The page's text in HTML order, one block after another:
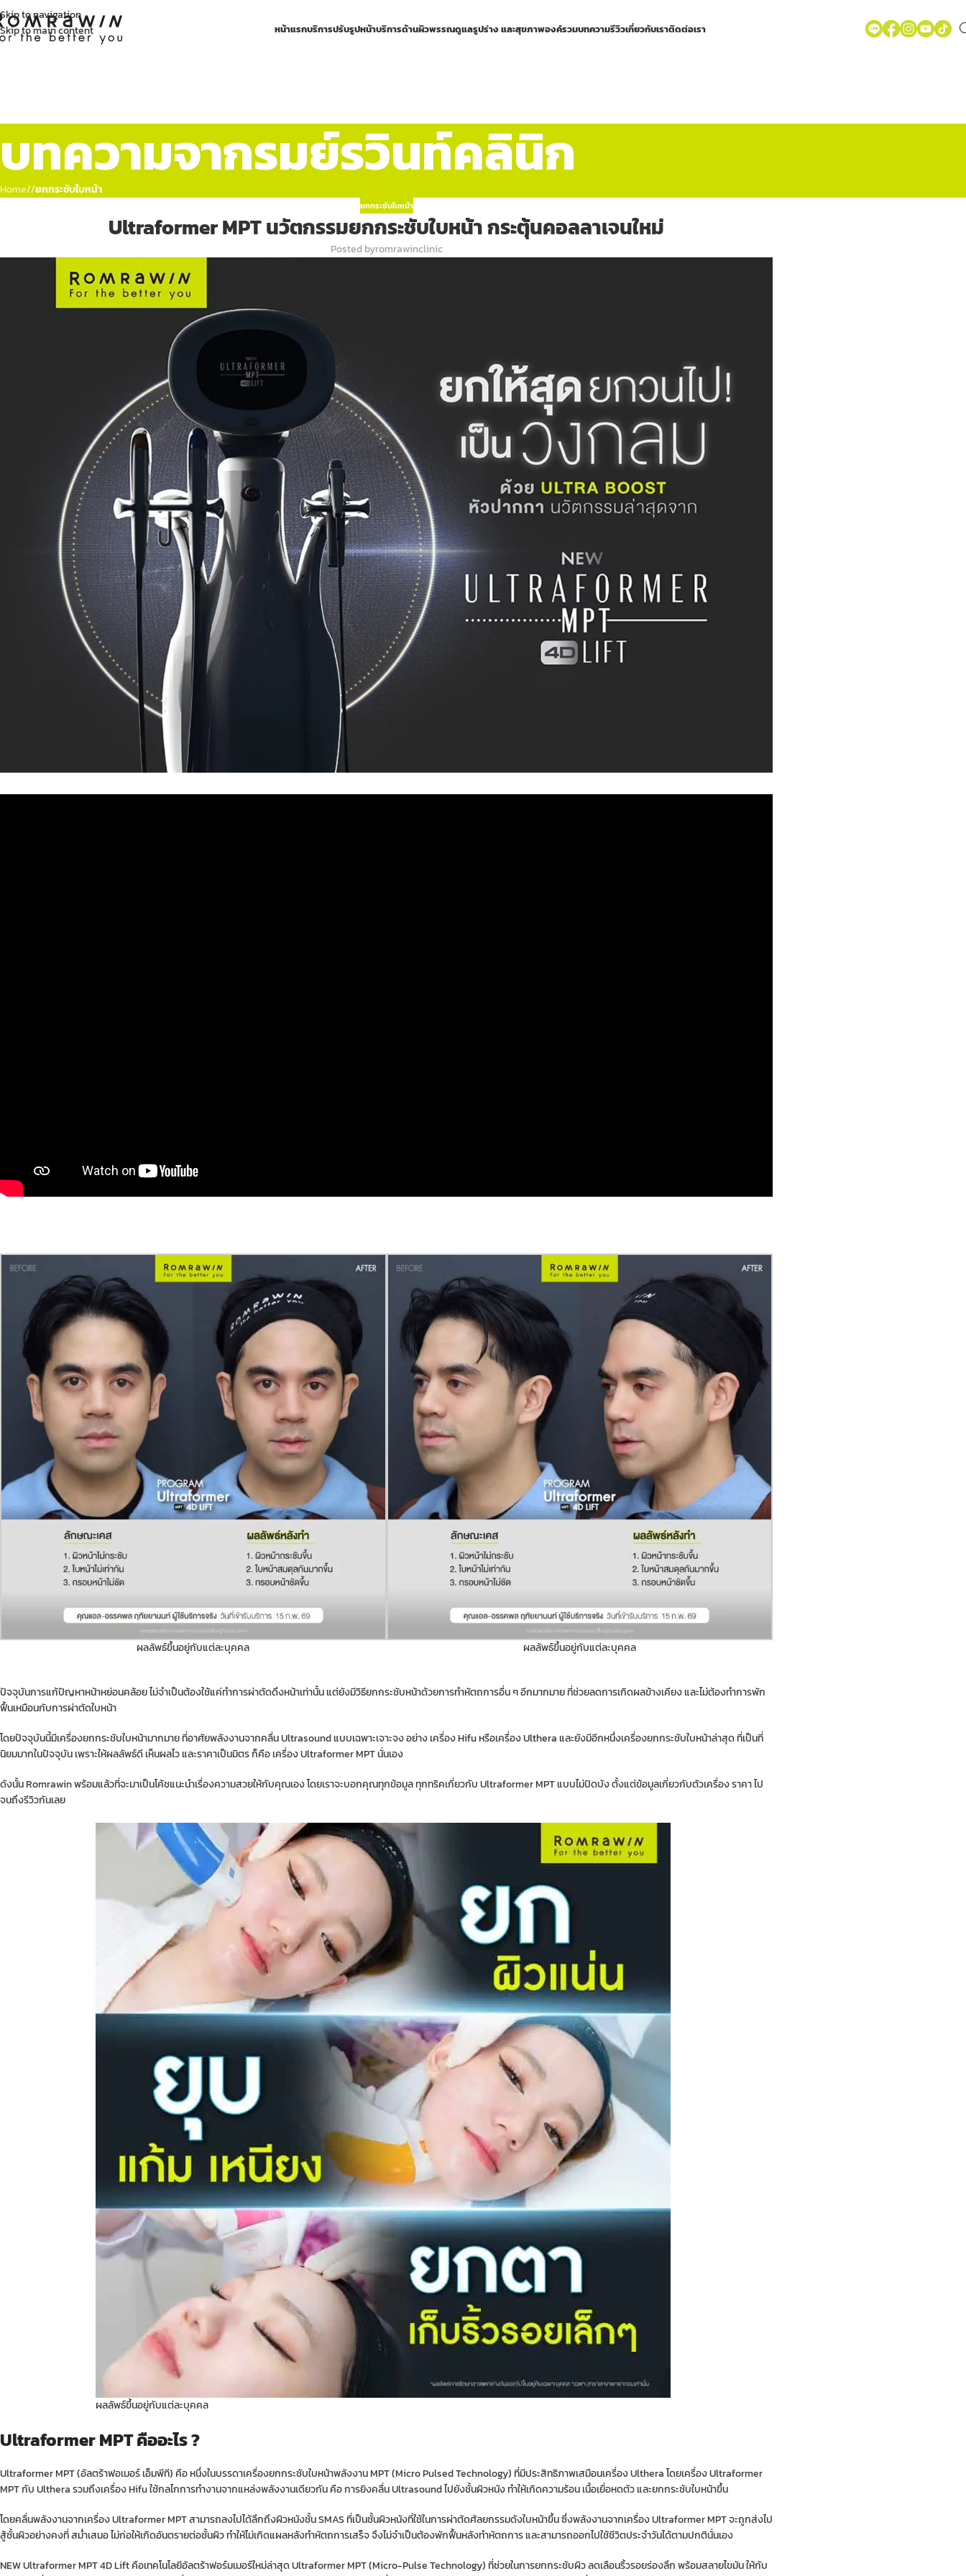
Skip to navigation
Skip to main content
หน้าแรกบริการปรับรูปหน้าบริการด้านผิวพรรณดูแลรูปร่าง และสุขภาพองค์รวมบทความรีวิวเกี่ยวกับเราติดต่อเรา
บทความจากรมย์รวินท์คลินิก
Home/ ยกกระชับใบหน้า
ยกกระชับใบหน้า
Ultraformer MPT นวัตกรรมยกกระชับใบหน้า กระตุ้นคอลลาเจนใหม่
Posted byromrawinclinic
ผลลัพธ์ขึ้นอยู่กับแต่ละบุคคล ผลลัพธ์ขึ้นอยู่กับแต่ละบุคคล
ปัจจุบันการแก้ปัญหาหน้าหย่อนคล้อย ไม่จำเป็นต้องใช้แค่ทำการผ่าตัดดึงหน้าเท่านั้น แต่ยังมีวิธียกกระชับหน้าด้วยการทำหัตถการอื่น ๆ อีกมากมาย ที่ช่วยลดการเกิดผลข้างเคียง และไม่ต้องทำการพัก
ฟื้นเหมือนกับการผ่าตัดใบหน้า
โดยปัจจุบันนี้มีเครื่องยกกระชับใบหน้ามากมาย ที่อาศัยพลังงานจากคลื่น Ultrasound แบบเฉพาะเจาะจง อย่าง เครื่องHifuหรือเครื่องUltheraและยังมีอีกหนึ่งเครื่องยกกระชับใบหน้าล่าสุด ที่เป็นที่
นิยมมากในปัจจุบัน เพราะให้ผลลัพธ์ดี เห็นผลไว และราคาเป็นมิตร ก็คือ เครื่อง Ultraformer MPT นั่นเอง
ดังนั้น Romrawin พร้อมแล้วที่จะมาเป็นโค้ชแนะนำเรื่องความสวยให้กับคุณเอง โดยเราจะบอกคุณทุกข้อมูล ทุกทริคเกี่ยวกับ Ultraformer MPT แบบไม่ปิดบัง ตั้งแต่ข้อมูลเกี่ยวกับตัวเครื่อง ราคา ไป
จนถึงรีวิวกันเลย
ผลลัพธ์ขึ้นอยู่กับแต่ละบุคคล
Ultraformer MPT คืออะไร ?
Ultraformer MPT (อัลตร้าฟอเมอร์ เอ็มพีที) คือ หนึ่งในบรรดาเครื่องยกกระชับใบหน้าพลังงาน MPT (Micro Pulsed Technology) ที่มีประสิทธิภาพเสมือนเครื่อง Ulthera โดยเครื่อง Ultraformer
MPT กับ Ulthera รวมถึงเครื่อง Hifu ใช้กลไกการทำงานจากแหล่งพลังงานเดียวกัน คือ การยิงคลื่น Ultrasound ไปยังชั้นผิวหนัง ทำให้เกิดความร้อน เนื้อเยื่อหดตัว และยกกระชับใบหน้าขึ้น
โดยคลื่นพลังงานจากเครื่อง Ultraformer MPT สามารถลงไปได้ลึกถึงผิวหนังชั้น SMAS ที่เป็นชั้นผิวหนังที่ใช้ในการผ่าตัดศัลยกรรมดังใบหน้าขึ้น ซึ่งพลังงานจากเครื่อง Ultraformer MPT จะถูกส่งไป
สู้ชั้นผิวอย่างคงที่ สม่ำเสมอ ไม่ก่อให้เกิดอันตรายต่อชั้นผิว ทำให้ไม่เกิดแผลหลังทำหัตถการเสร็จ จึงไม่จำเป็นต้องพักฟื้นหลังทำหัตถการ และสามารถออกไปใช้ชีวิตประจำวันได้ตามปกตินั่นเอง
NEW Ultraformer MPT 4D Lift คือเทคโนโลยีอัลตร้าฟอร์มเมอร์ใหม่ล่าสุด Ultraformer MPT (Micro-Pulse Technology) ที่ช่วยในการยกกระชับผิว ลดเลือนริ้วรอยร่องลึก พร้อมสลายไขมัน ให้กับ